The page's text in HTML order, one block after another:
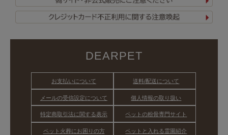
DEARPET
お支払いについて 送料/配送について
メールの受信設定について 個人情報の取り扱い
特定商取引法に関する表示 ペットの粉骨専門サイト
ペット火葬にお困りの方 ペットと入れる霊園紹介